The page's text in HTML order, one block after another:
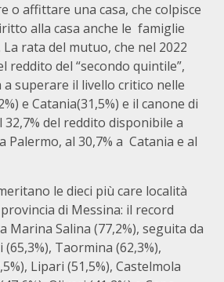
o affittare una casa, che colpisce
alla casa anche le famiglie
rata del mutuo, che nel 2022
reddito del “secondo quintile”,
a superare il livello critico nelle
e Catania(31,5%) e il canone di
del reddito disponibile a
Palermo, al 30,7% a Catania e al
le dieci più care località
di Messina: il record
Marina Salina (77,2%), seguita da
(65,3%), Taormina (62,3%),
Lipari (51,5%), Castelmola